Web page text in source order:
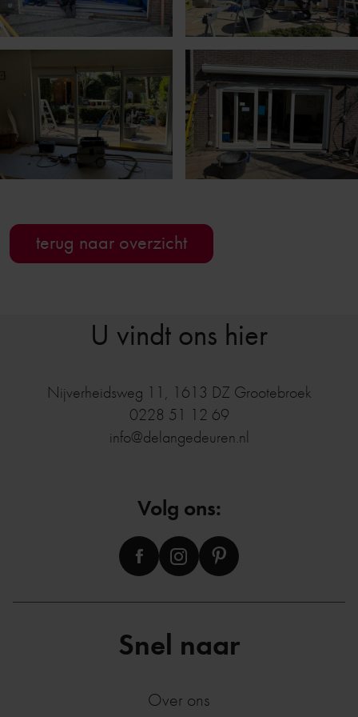
terug naar overzicht
Snel naar
Over ons
U vindt ons hier
Nijverheidsweg 11 , 1613 DZ Grootebroek
0228 51 12 69
info@delangedeuren.nl
Volg ons: